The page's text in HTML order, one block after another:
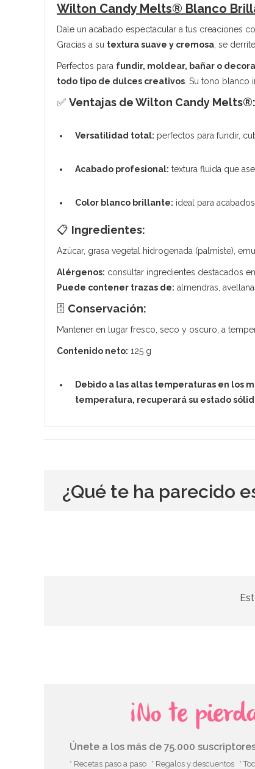
Wilton Candy Melts® Blanco
Dale un acabado espectacular a tus creaciones
Gracias a su textura suave y cremosa , se
Perfectos para fundir, moldear, bañar o
todo tipo de dulces creativos . Su tono
✅ Ventajas de Wilton Candy Melts®:
Versatilidad total: perfectos para fundir,
Acabado profesional: textura fluida que
Color blanco brillante: ideal para
📋 Ingredientes:
Azúcar, grasa vegetal hidrogenada (palmiste),
Alérgenos: consultar ingredientes destacados en
Puede contener trazas de: almendras,
🗄️ Conservación:
Mantener en lugar fresco, seco y oscuro, a
Contenido neto: 125 g
Debido a las altas temperaturas en los
temperatura, recuperará su estado
¿Qué te ha parecido
¡No te
Únete a los más de 75.000
* Recetas paso a paso * Regalos y descuentos *